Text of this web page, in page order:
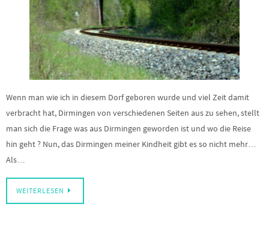
Wenn man wie ich in diesem Dorf geboren wurde und viel Zeit damit
verbracht hat, Dirmingen von verschiedenen Seiten aus zu sehen, stellt
man sich die Frage was aus Dirmingen geworden ist und wo die Reise
hin geht ? Nun, das Dirmingen meiner Kindheit gibt es so nicht mehr…
Als…
WEITERLESEN